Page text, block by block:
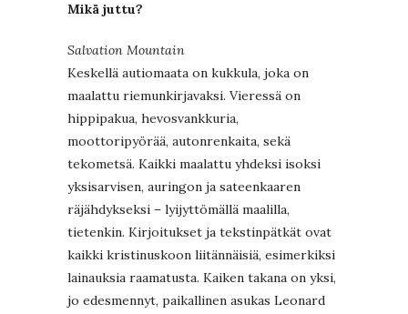
Mikä juttu?
Salvation Mountain
Keskellä autiomaata on kukkula, joka on
maalattu riemunkirjavaksi. Vieressä on
hippipakua, hevosvankkuria,
moottoripyörää, autonrenkaita, sekä
tekometsä. Kaikki maalattu yhdeksi isoksi
yksisarvisen, auringon ja sateenkaaren
räjähdykseksi – lyijyttömällä maalilla,
tietenkin. Kirjoitukset ja tekstinpätkät ovat
kaikki kristinuskoon liitännäisiä, esimerkiksi
lainauksia raamatusta. Kaiken takana on yksi,
jo edesmennyt, paikallinen asukas Leonard